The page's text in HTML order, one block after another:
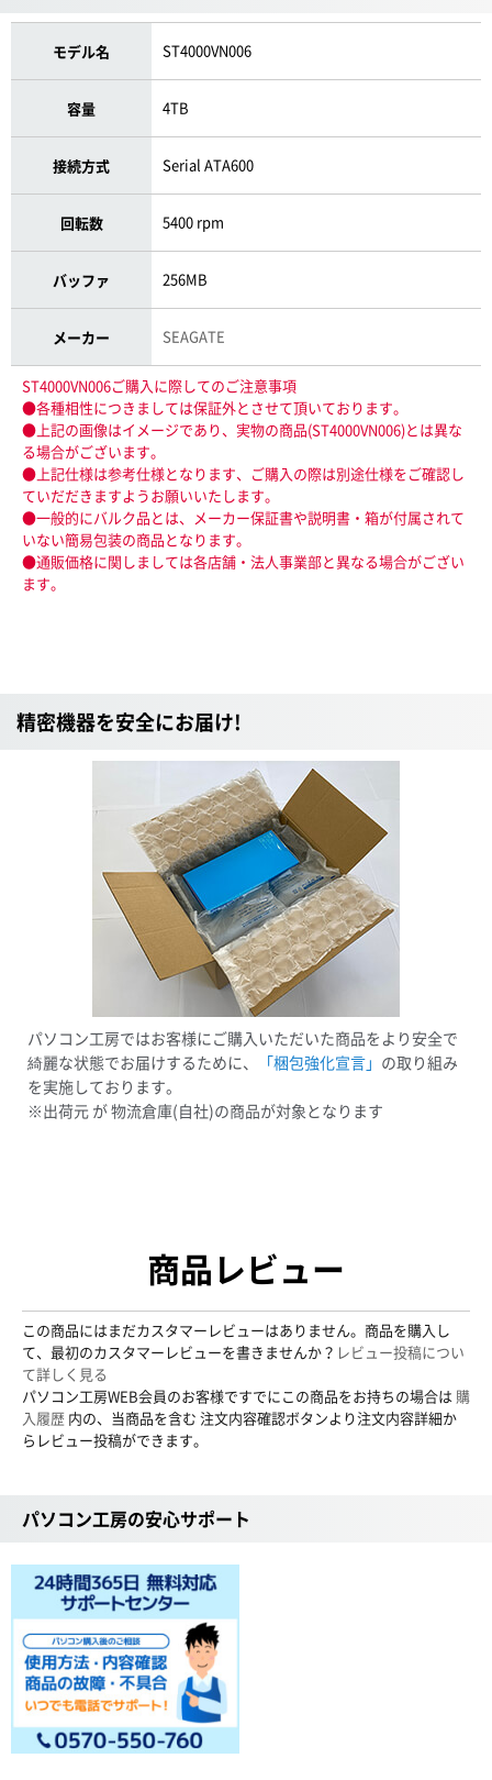
モデル名 ST4000VN006
容量 4TB
接続方式 Serial ATA600
回転数 5400 rpm
バッファ 256MB
メーカー SEAGATE
ST4000VN006ご購入に際してのご注意事項
●各種相性につきましては保証外とさせて頂いております。
●上記の画像はイメージであり、実物の商品(ST4000VN006)とは異な
る場合がございます。
●上記仕様は参考仕様となります、ご購入の際は別途仕様をご確認し
ていだだきますようお願いいたします。
●一般的にバルク品とは、メーカー保証書や説明書・箱が付属されて
いない簡易包装の商品となります。
●通販価格に関しましては各店舗・法人事業部と異なる場合がござい
ます。
精密機器を安全にお届け!
パソコン工房ではお客様にご購入いただいた商品をより安全で
綺麗な状態でお届けするために、
「梱包強化宣言」 の取り組み
を実施しております。
※出荷元 が 物流倉庫(自社)の商品が対象となります
商品レビュー
この商品にはまだカスタマーレビューはありません。商品を購入し
て、最初のカスタマーレビューを書きませんか？ レビュー投稿につい
て詳しく見る
パソコン工房WEB会員のお客様ですでにこの商品をお持ちの場合は 購
入履歴 内の、当商品を含む 注文内容確認ボタンより注文内容詳細か
らレビュー投稿ができます。
パソコン工房の安心サポート